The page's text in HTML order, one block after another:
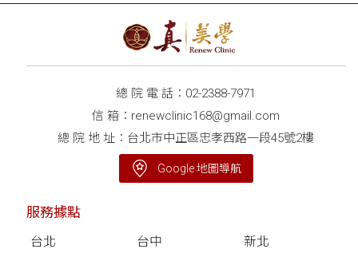
總 院 電 話： 02-2388-7971
信 箱： renewclinic168@gmail.com
總 院 地 址：台北市中正區忠孝西路一段45號2樓
Google 地圖導航
服務據點
台北 台中 新北